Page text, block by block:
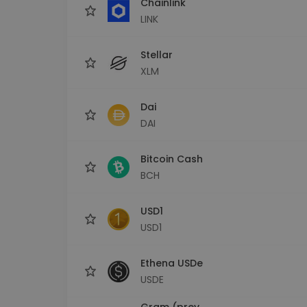
LINK
Stellar
XLM
Dai
DAI
Bitcoin Cash
BCH
USD1
USD1
Ethena USDe
USDE